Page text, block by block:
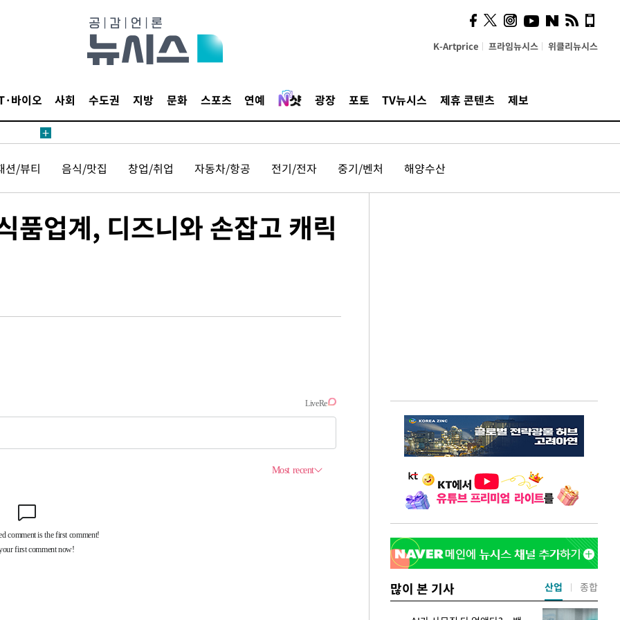
K-Artprice 프라임뉴시스 위클리뉴시스
바이오 사회 수도권 지방 문화 스포츠 연예 광장 포토 TV뉴시스 제휴 콘텐츠 제보
션/뷰티 음식/맛집 창업/취업 자동차/항공 전기/전자 중기/벤처 해양수산
업계, 디즈니와 손잡고 캐릭
많이 본 기사 산업 종합